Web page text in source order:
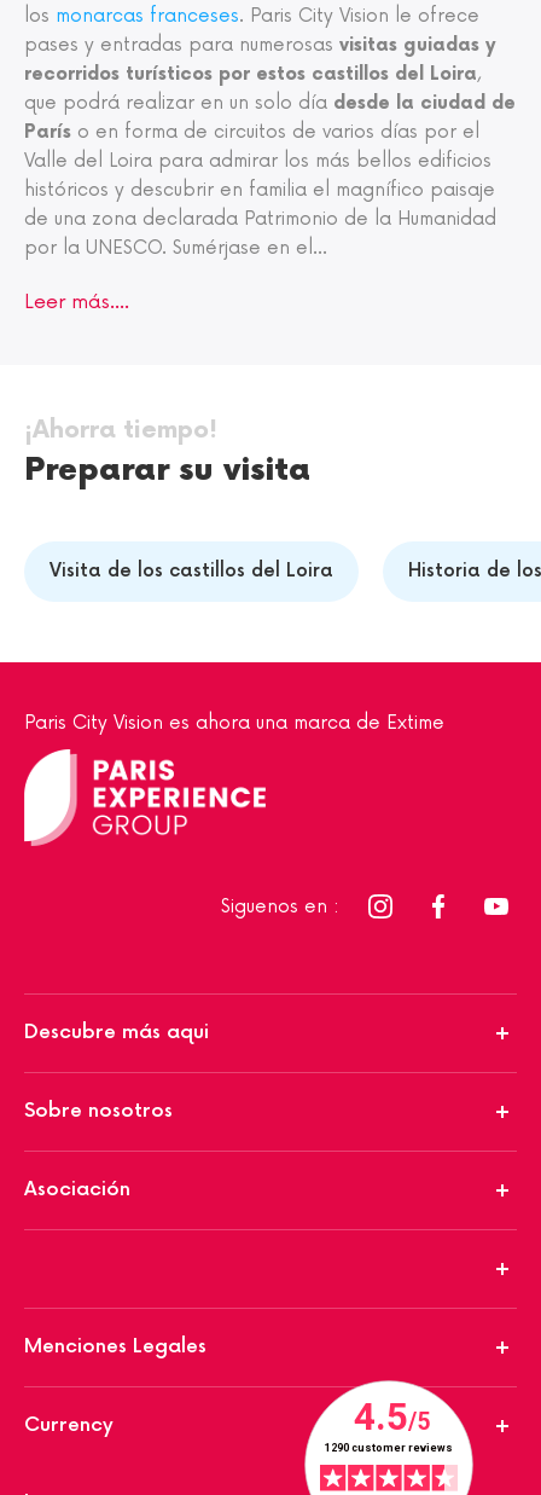
los monarcas franceses. Paris City Vision le ofrece
pases y entradas para numerosas visitas guiadas y
recorridos turísticos por estos castillos del Loira,
que podrá realizar en un solo día desde la ciudad de
París o en forma de circuitos de varios días por el
Valle del Loira para admirar los más bellos edificios
históricos y descubrir en familia el magnífico paisaje
de una zona declarada Patrimonio de la Humanidad
por la UNESCO. Sumérjase en el ...
Leer más....
¡Ahorra tiempo!
Preparar su visita
Visita de los castillos del Loira Historia de
Paris City Vision es ahora una marca de Extime
Siguenos en :
Descubre más aqui
Sobre nosotros
Asociación
Menciones Legales
Currency